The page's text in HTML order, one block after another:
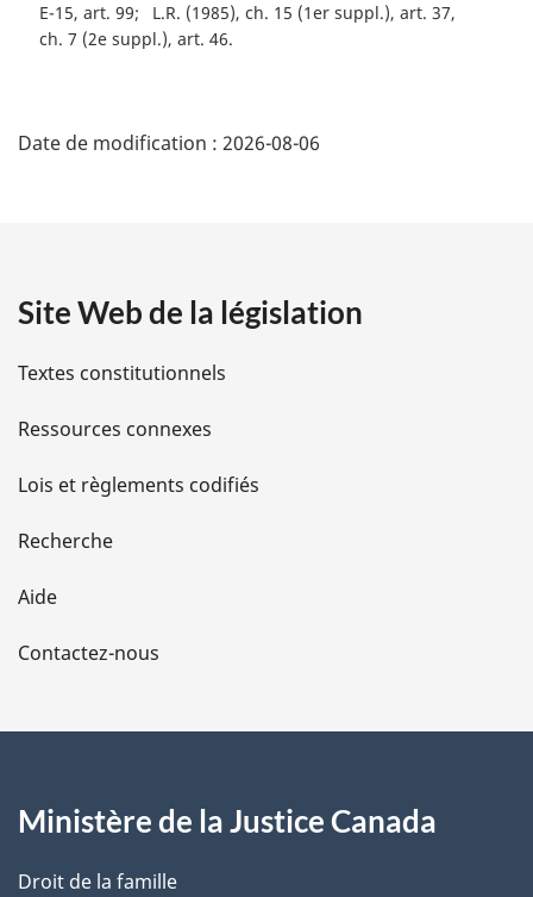
E-15, art. 99
L.R. (1985), ch. 15 (1er suppl.), art. 37,
ch. 7 (2e suppl.), art. 46
é
i
l
s
d
e
l
a
e
Date de modification : 2026-08-06
Site Web de la législation
Textes constitutionnels
Ressources connexes
Lois et règlements codifiés
Recherche
Aide
Contactez-nous
Ministère de la Justice Canada
Droit de la famille